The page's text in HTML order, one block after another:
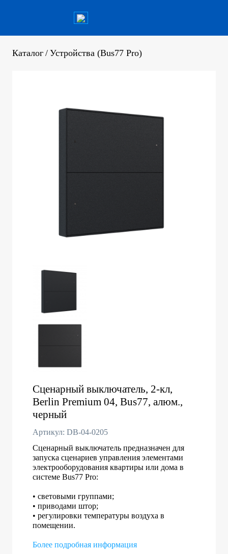
Каталог / Устройства (Bus77 Pro)
Сценарный выключатель, 2-кл,
Berlin Premium 04, Bus77, алюм.,
черный
Артикул: DB-04-0205
Сценарный выключатель предназначен для
запуска сценариев управления элементами
электрооборудования квартиры или дома в
системе Bus77 Pro:
• световыми группами;
• приводами штор;
• регулировки температуры воздуха в
помещении.
Более подробная информация